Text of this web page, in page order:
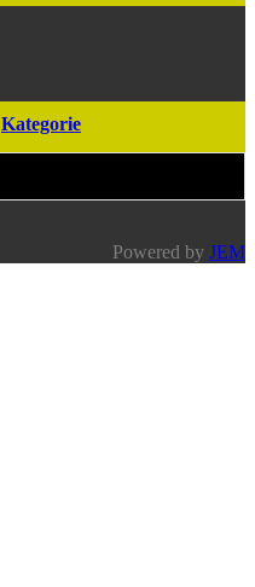
Kategorie
Powered by JEM